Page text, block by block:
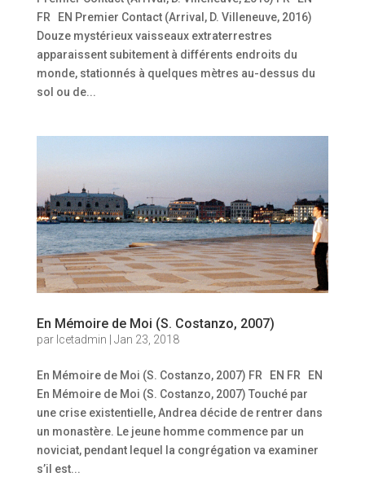
FR EN Premier Contact (Arrival, D. Villeneuve, 2016)
Douze mystérieux vaisseaux extraterrestres
apparaissent subitement à différents endroits du
monde, stationnés à quelques mètres au-dessus du
sol ou de...
En Mémoire de Moi (S. Costanzo, 2007)
par Icetadmin Jan 23, 2018
En Mémoire de Moi (S. Costanzo, 2007) FR EN FR EN
En Mémoire de Moi (S. Costanzo, 2007) Touché par
une crise existentielle, Andrea décide de rentrer dans
un monastère. Le jeune homme commence par un
noviciat, pendant lequel la congrégation va examiner
s’il est...